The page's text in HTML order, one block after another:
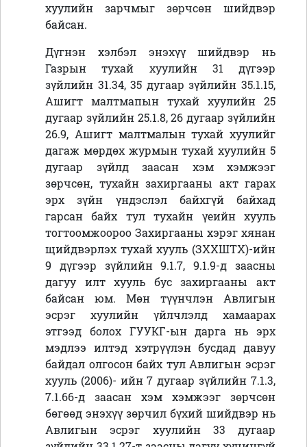
хуулийн зарчмыг зөрчсөн шийдвэр
байсан.
Дүгнэн хэлбэл энэхүү шийдвэр нь
Газрын тухай хуулийн 31 дүгээр
зүйлийн 31.34, 35 дугаар зүйлийн 35.1.15,
Ашигт малтмапын тухай хуулийн 25
дугаар зүйлийн 25.1.8, 26 дугаар зүйлийн
26.9, Ашигт малтмалын тухай хуулийг
дагаж мөрдөх журмын тухай хуулийн 5
дугаар зүйлд заасан хэм хэмжээг
зөрчсөн, тухайн захиргааны акт гарах
эрх зүйн үндэслэл байхгүй байхад
гарсан байх тул тухайн үеийн хууль
тогтоомжоороо Захиргааны хэрэг хянан
щийдвэрлэх тухай хууль (ЗХХШТХ)-ийн
9 дүгээр зүйлийн 9.1.7, 9.1.9-д заасны
дагуу илт хууль бус захиргааны акт
байсан юм. Мөн түүнчлэн Авлигын
эсрэг хуулийн үйлчлэлд хамаарах
этгээд болох ГУУКГ-ын дарга нь эрх
мэдлээ илтэд хэтрүүлэн бусдад давуу
байдал олгосон байх тул Авлигын эсрэг
хууль (2006)- ийн 7 дугаар зүйлийн 7.1.3,
7.1.66-д заасан хэм хэмжээг зөрчсөн
бөгөөд энэхүү зөрчил бүхий шийдвэр нь
Авлигын эсрэг хуулийн 33 дугаар